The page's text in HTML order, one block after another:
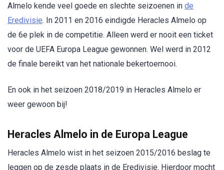
Almelo kende veel goede en slechte seizoenen in de
Eredivisie. In 2011 en 2016 eindigde Heracles Almelo op
de 6e plek in de competitie. Alleen werd er nooit een ticket
voor de UEFA Europa League gewonnen. Wel werd in 2012
de finale bereikt van het nationale bekertoernooi.
En ook in het seizoen 2018/2019 in Heracles Almelo er
weer gewoon bij!
Heracles Almelo in de Europa League
Heracles Almelo wist in het seizoen 2015/2016 beslag te
leggen op de zesde plaats in de Eredivisie. Hierdoor mocht